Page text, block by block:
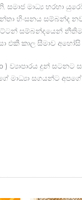
සමාජ මාධ්‍ය හරහා
හිංසනය සම්බන්ද
සම්බන්දයෙන්
එකී කාල සීමාව
) ව්‍යාපාරය දුන් සටනට
සගයන්ට අපගේ